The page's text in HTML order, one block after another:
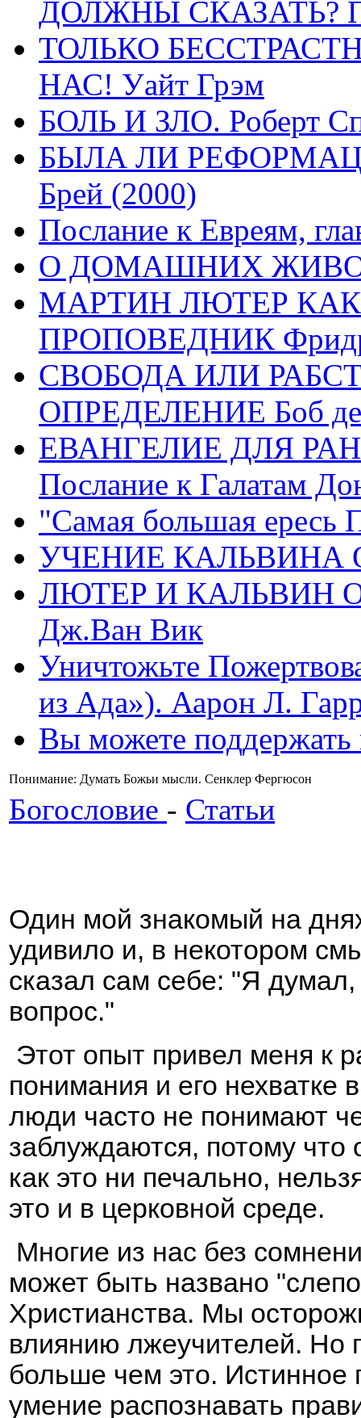
ДОЛЖНЫ СКАЗАТЬ?
ТОЛЬКО
НАС! Уайт Грэм
БОЛЬ И ЗЛО. Роберт
БЫЛА ЛИ
Брей (2000)
Послание к Евреям,
О ДОМАШНИХ
МАРТИН ЛЮТЕР
ПРОПОВЕДНИК
СВОБОДА ИЛИ
ОПРЕДЕЛЕНИЕ Боб де
ЕВАНГЕЛИЕ ДЛЯ
Послание к Галатам
"Самая большая ересь
УЧЕНИЕ КАЛЬВИНА
ЛЮТЕР И КАЛЬВИН
Дж.Ван Вик
Уничтожьте
из Ада»). Аарон Л.
Вы можете
Понимание: Думать Божьи мысли. Сенклер Фергюсон
Богословие - Статьи
Один мой знакомый на
удивило и, в некотором
сказал сам себе: "Я
вопрос."
Этот опыт привел меня к
понимания и его
люди часто не понимают
заблуждаются, потому
как это ни печально,
это и в церковной среде.
Многие из нас без
может быть названо
Христианства. Мы
влиянию лжеучителей. Но
больше чем это. Истинное
умение распознавать